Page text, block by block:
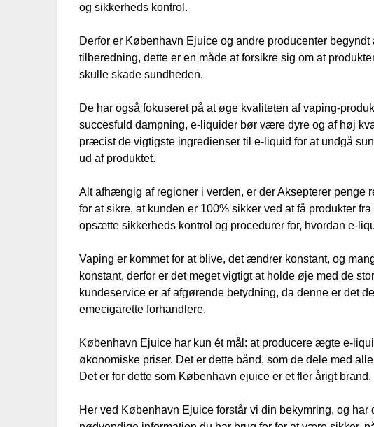
og sikkerheds kontrol.
Derfor er København Ejuice og andre producenter
tilberedning, dette er en måde at forsikre sig om at
skulle skade sundheden.
De har også fokuseret på at øge kvaliteten af vaping-
succesfuld dampning, e-liquider bør være dyre og af høj
præcist de vigtigste ingredienser til e-liquid for at undgå
ud af produktet.
Alt afhængig af regioner i verden, er der Aksepterer penge
for at sikre, at kunden er 100% sikker ved at få produkter
opsætte sikkerheds kontrol og procedurer for, hvordan e-
Vaping er kommet for at blive, det ændrer konstant, og
konstant, derfor er det meget vigtigt at holde øje med de
kundeservice er af afgørende betydning, da denne er det
emecigarette forhandlere.
København Ejuice har kun ét mål: at producere ægte e-
økonomiske priser. Det er dette bånd, som de dele med
Det er for dette som København ejuice er et fler årigt brand.
Her ved København Ejuice forstår vi din bekymring, og